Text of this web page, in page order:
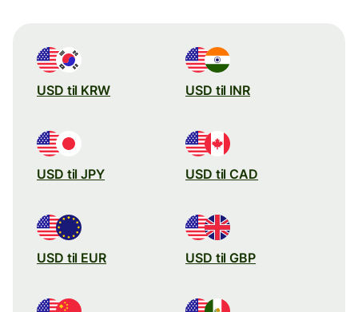
USD til KRW USD til INR
USD til JPY USD til CAD
USD til EUR USD til GBP